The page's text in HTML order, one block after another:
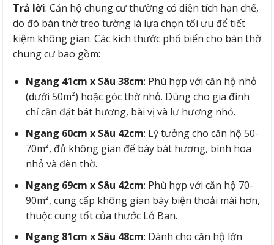
Trả lời: Căn hộ chung cư thường có diện tích hạn chế,
do đó bàn thờ treo tường là lựa chọn tối ưu để tiết
kiệm không gian. Các kích thước phổ biến cho bàn thờ
chung cư bao gồm:
Ngang 41cm x Sâu 38cm: Phù hợp với căn hộ nhỏ
(dưới 50m²) hoặc góc thờ nhỏ. Dùng cho gia đình
chỉ cần đặt bát hương, bài vị và lư hương nhỏ.
Ngang 60cm x Sâu 42cm: Lý tưởng cho căn hộ 50-
70m², đủ không gian để bày bát hương, bình hoa
nhỏ và đèn thờ.
Ngang 69cm x Sâu 42cm: Phù hợp với căn hộ 70-
90m², cung cấp không gian bày biện thoải mái hơn,
thuộc cung tốt của thước Lỗ Ban.
Ngang 81cm x Sâu 48cm: Dành cho căn hộ lớn